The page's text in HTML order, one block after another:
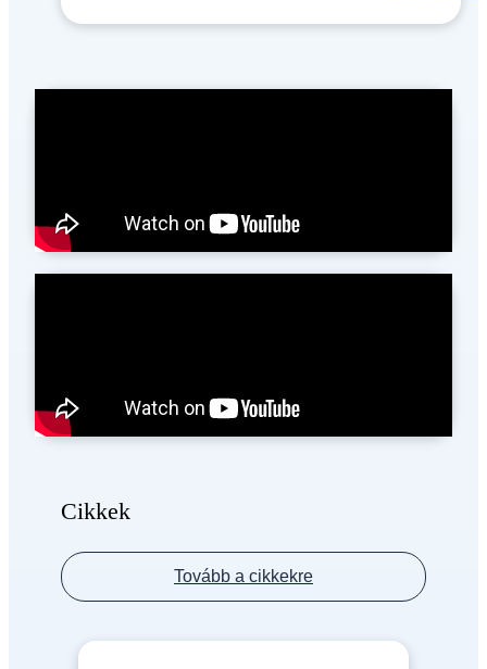
Cikkek
Tovább a cikkekre